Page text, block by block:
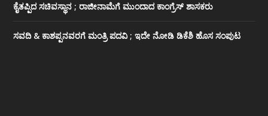
ಕೈತಪ್ಪಿದ ಸಚಿವಸ್ಥಾನ ; ರಾಜೀನಾಮೆಗೆ ಮುಂದಾದ ಕಾಂಗ್ರೆಸ್ ‌ಶಾಸಕರು
ಸವದಿ & ಕಾಶಪ್ಪನವರಗೆ ಮಂತ್ರಿ ಪದವಿ ; ಇದೇ ನೋಡಿ‌ ಡಿಕೆಶಿ ಹೊಸ ಸಂಪುಟ